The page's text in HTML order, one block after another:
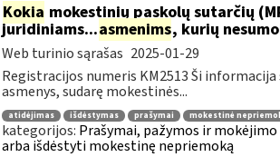
Kokia mokestinių paskolų sutarčių
juridiniams...asmenims, kurių
Web turinio sąrašas 2025-01-29
Registracijos numeris KM2513 Ši
asmenys, sudarę mokestinės...
atidėjimas išdėstymas prašymai mokestinė
kategorijos: Prašymai, pažymos ir
arba išdėstyti mokestinę nepriemoką